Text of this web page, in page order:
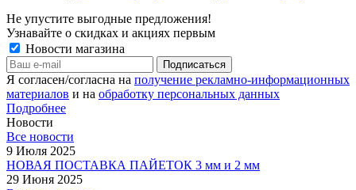
Не упустите выгодные предложения!
Узнавайте о скидках и акциях первым
Новости магазина
Я согласен/согласна на получение рекламно-информационных
материалов и на обработку персональных данных
Подробнее
Новости
Все новости
9 Июля 2025
НОВАЯ ПОСТАВКА ПАЙЕТОК 3 мм и 2 мм
29 Июня 2025